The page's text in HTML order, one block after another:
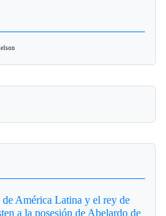
de América Latina y el rey de
a la posesión de Abelardo de